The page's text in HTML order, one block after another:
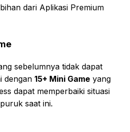
dari Aplikasi Premium
sebelumnya tidak dapat
dengan 15+ Mini Game yang
dapat memperbaiki situasi
saat ini.